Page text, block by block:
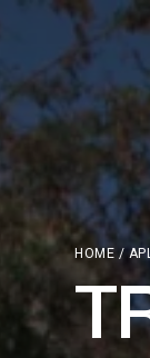
HOME /